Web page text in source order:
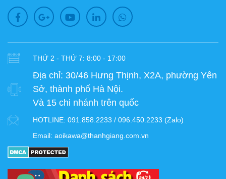
THỨ 2 - THỨ 7: 8:00 - 17:00
Địa chỉ: 30/46 Hưng Thịnh, X2A, phường Yên
Sở, thành phố Hà Nội.
Và 15 chi nhánh trên quốc
HOTLINE: 091.858.2233 / 096.450.2233 (Zalo)
Email: aoikawa@thanhgiang.com.vn